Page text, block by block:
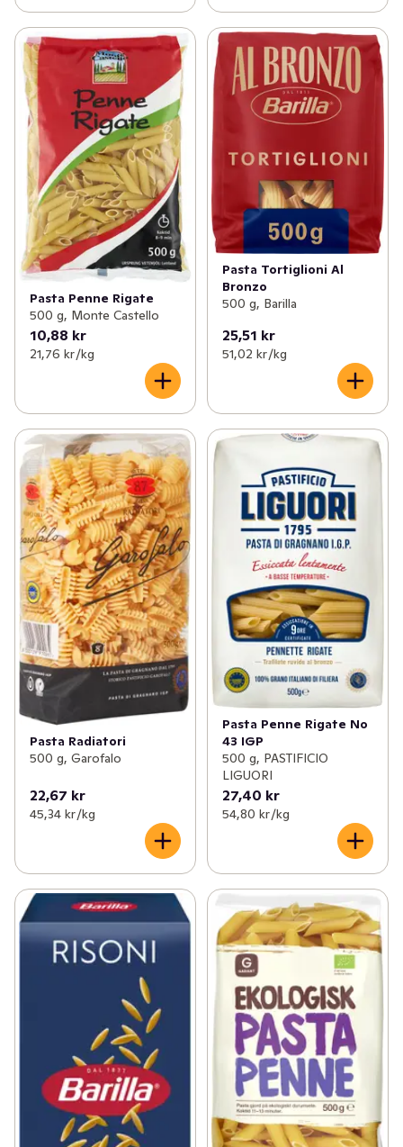
Pasta Penne Rigate
500 g, Monte Castello
10,88 kr
21,76 kr /kg
Pasta Tortiglioni Al
Bronzo
500 g, Barilla
25,51 kr
51,02 kr /kg
Pasta Radiatori
500 g, Garofalo
22,67 kr
45,34 kr /kg
Pasta Penne Rigate No
43 IGP
500 g, PASTIFICIO
LIGUORI
27,40 kr
54,80 kr /kg